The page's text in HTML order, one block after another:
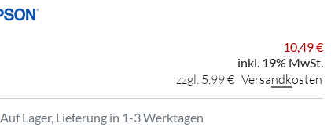
10,49 €
inkl. 19% MwSt.
zzgl. 5,99 € Versandkosten
Auf Lager, Lieferung in 1-3 Werktagen